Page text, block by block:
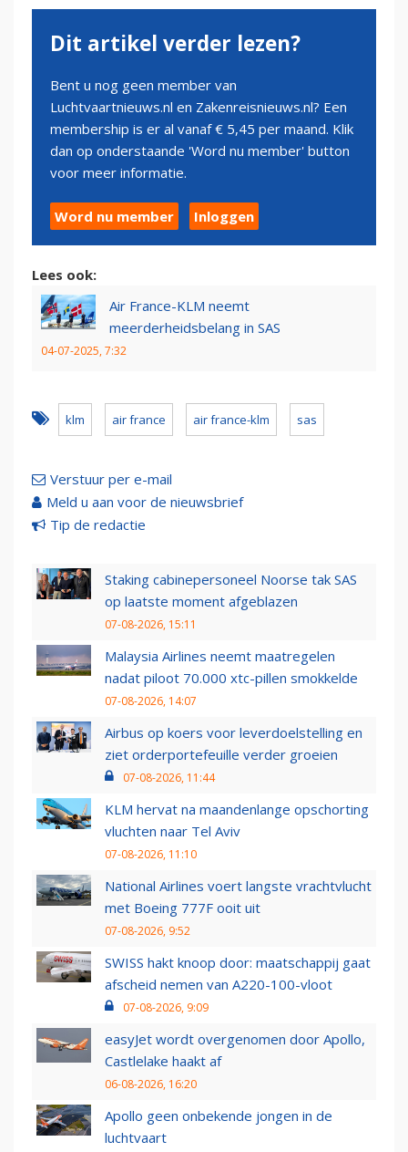
Dit artikel verder lezen?
Bent u nog geen member van
Luchtvaartnieuws.nl en Zakenreisnieuws.nl? Een
membership is er al vanaf € 5,45 per maand. Klik
dan op onderstaande 'Word nu member' button
voor meer informatie.
Word nu member Inloggen
Lees ook:
Air France-KLM neemt
meerderheidsbelang in SAS
04-07-2025, 7:32
klm air france air france-klm sas
Verstuur per e-mail
Meld u aan voor de nieuwsbrief
Tip de redactie
Staking cabinepersoneel Noorse tak SAS
op laatste moment afgeblazen
07-08-2026, 15:11
Malaysia Airlines neemt maatregelen
nadat piloot 70.000 xtc-pillen smokkelde
07-08-2026, 14:07
Airbus op koers voor leverdoelstelling en
ziet orderportefeuille verder groeien
07-08-2026, 11:44
KLM hervat na maandenlange opschorting
vluchten naar Tel Aviv
07-08-2026, 11:10
National Airlines voert langste vrachtvlucht
met Boeing 777F ooit uit
07-08-2026, 9:52
SWISS hakt knoop door: maatschappij gaat
afscheid nemen van A220-100-vloot
07-08-2026, 9:09
easyJet wordt overgenomen door Apollo,
Castlelake haakt af
06-08-2026, 16:20
Apollo geen onbekende jongen in de
luchtvaart